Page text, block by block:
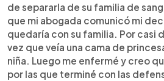
de separarla de su familia de
que mi abogada comunicó mi
quedaría con su familia. Por casi
vez que veía una cama de
niña. Luego me enfermé y creo
por las que terminé con las